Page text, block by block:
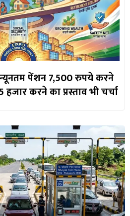
पेंशन 7,500 रुपये करने
करने का प्रस्ताव भी चर्चा